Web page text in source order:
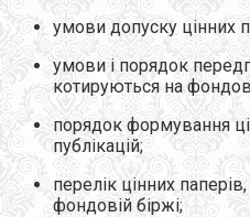
умови допуску цінних
умови і порядок
котируються на
порядок формування
публікацій;
перелік цінних
фондовій біржі;